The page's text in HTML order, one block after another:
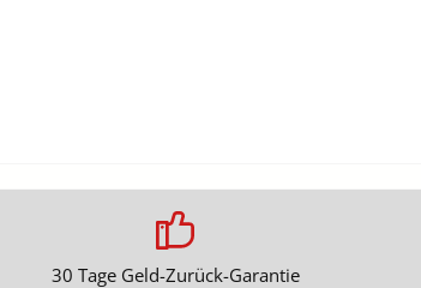
30 Tage Geld-Zurück-Garantie